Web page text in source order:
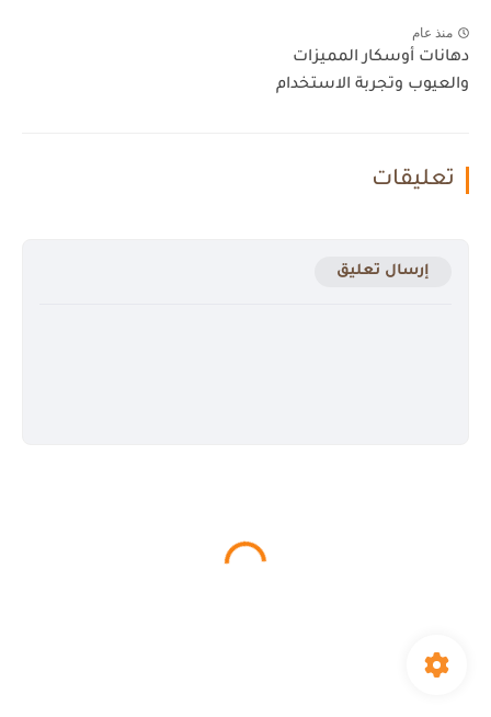
منذ عام
دهانات أوسكار المميزات
والعيوب وتجربة الاستخدام
تعليقات
إرسال تعليق